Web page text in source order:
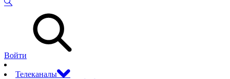
Войти
Телеканалы